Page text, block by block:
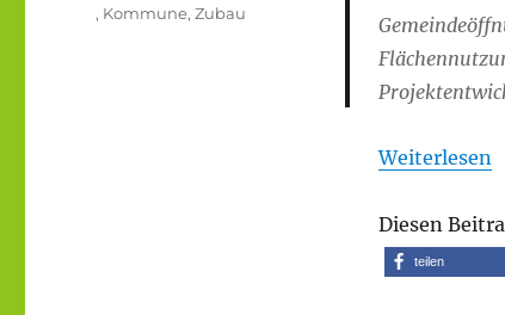
Weiterlesen
Diesen
teilen
, Kommune,Zubau